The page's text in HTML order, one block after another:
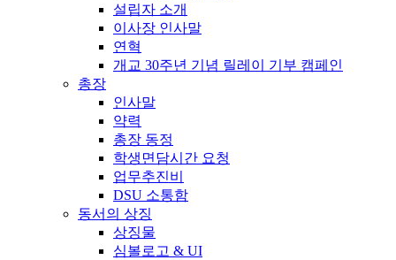
설립자 소개
이사장 인사말
연혁
개교 30주년 기념 릴레이 기부 캠페인
총장
인사말
약력
총장 동정
학생면담시간 요청
업무추진비
DSU 소통함
동서의 상징
상징물
심볼로고 & UI